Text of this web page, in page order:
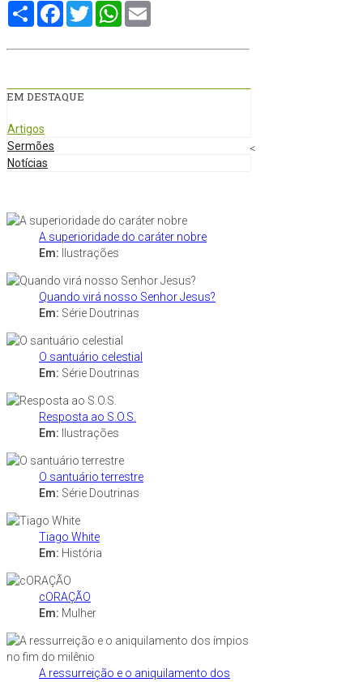
Compartilhe
Facebook
TwitterWhatsApp
EM DESTAQUE
Artigos
Sermões
Notícias
A superioridade do caráter nobre
Em: Ilustrações
Quando virá nosso Senhor Jesus?
Em: Série Doutrinas
O santuário celestial
Em: Série Doutrinas
Resposta ao S.O.S.
Em: Ilustrações
O santuário terrestre
Em: Série Doutrinas
Tiago White
Em: História
cORAÇÃO
Em: Mulher
A ressurreição e o aniquilamento dos
<